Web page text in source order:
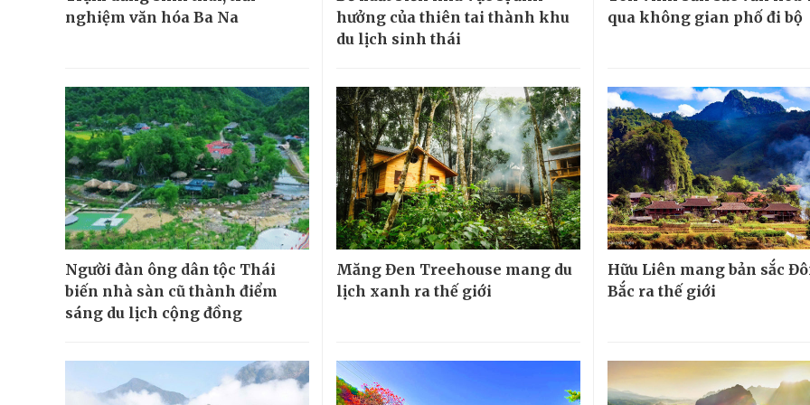
nghiệm văn hóa Ba Na
hưởng của thiên tai thành khu
du lịch sinh thái
qua không gian phố đi bộ
Người đàn ông dân tộc Thái
biến nhà sàn cũ thành điểm
sáng du lịch cộng đồng
Măng Đen Treehouse mang du
lịch xanh ra thế giới
Hữu Liên mang bản sắc
Bắc ra thế giới